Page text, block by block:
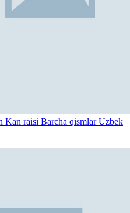
Kan raisi Barcha qismlar Uzbek